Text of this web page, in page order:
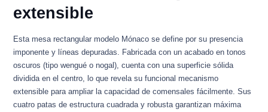
extensible
Esta mesa rectangular modelo Mónaco se define por su presencia
imponente y líneas depuradas. Fabricada con un acabado en tonos
oscuros (tipo wengué o nogal), cuenta con una superficie sólida
dividida en el centro, lo que revela su funcional mecanismo
extensible para ampliar la capacidad de comensales fácilmente. Sus
cuatro patas de estructura cuadrada y robusta garantizan máxima